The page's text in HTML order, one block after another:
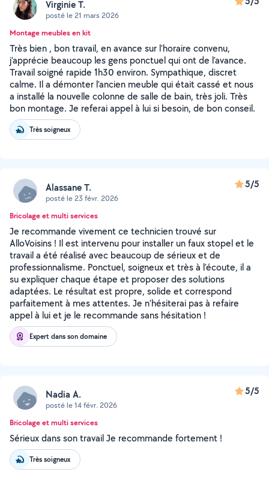
Virginie T.
posté le 21 mars 2026
Montage meubles en kit
Très bien , bon travail, en avance sur l’horaire convenu,
j’apprécie beaucoup les gens ponctuel qui ont de l’avance.
Travail soigné rapide 1h30 environ. Sympathique, discret
calme. Il a démonter l’ancien meuble qui était cassé et nous
a installé la nouvelle colonne de salle de bain, très joli. Très
bon montage. Je referai appel à lui si besoin, de bon conseil.
Très soigneux
Alassane T.
posté le 23 févr. 2026
5/5
Bricolage et multi services
Je recommande vivement ce technicien trouvé sur
AlloVoisins ! Il est intervenu pour installer un faux stopel et le
travail a été réalisé avec beaucoup de sérieux et de
professionnalisme. Ponctuel, soigneux et très à l’écoute, il a
su expliquer chaque étape et proposer des solutions
adaptées. Le résultat est propre, solide et correspond
parfaitement à mes attentes. Je n’hésiterai pas à refaire
appel à lui et je le recommande sans hésitation !
Expert dans son domaine
Nadia A.
posté le 14 févr. 2026
5/5
Bricolage et multi services
Sérieux dans son travail Je recommande fortement !
Très soigneux